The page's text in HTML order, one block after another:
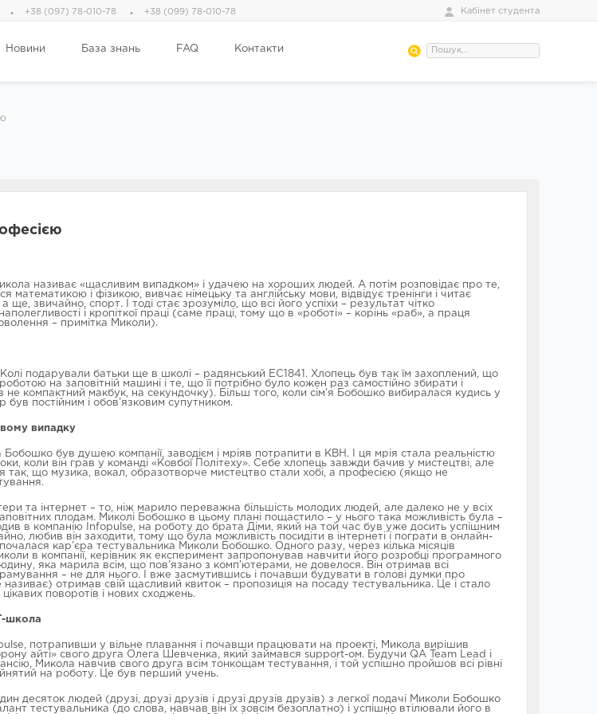
+38 (097) 78-010-78 +38 (099) 78-010-78 Кабінет студента
Новини База знань FAQ Контакти
називає «щасливим випадком» і удачею на хороших людей. А потім розповідає про те,
математикою і фізикою, вивчає німецьку та англійську мови, відвідує тренінги і читає
ще, звичайно, спорт. І тоді стає зрозуміло, що всі його успіхи – результат чітко
і кропіткої праці (саме праці, тому що в «роботі» – корінь «раб», а праця
– примітка Миколи).
подарували батьки ще в школі – радянський ЕС1841. Хлопець був так їм захоплений, що
на заповітній машині і те, що її потрібно було кожен раз самостійно збирати і
не компактний макбук, на секундочку). Більш того, коли сім’я Бобошко вибиралася кудись у
був постійним і обов’язковим супутником.
випадку
був душею компанії, заводієм і мріяв потрапити в КВН. І ця мрія стала реальністю
коли він грав у команді «Ковбої Політеху». Себе хлопець завжди бачив у мистецтві, але
так, що музика, вокал, образотворче мистецтво стали хобі, а професією (якщо не
та інтернет – то, ніж марило переважна більшість молодих людей, але далеко не у всіх
плодам. Миколі Бобошко в цьому плані пощастило – у нього така можливість була –
в компанію Infopulse, на роботу до брата Діми, який на той час був уже досить успішним
любив він заходити, тому що була можливість посидіти в інтернеті і пограти в онлайн-
кар’єра тестувальника Миколи Бобошко. Одного разу, через кілька місяців
в компанії, керівник як експеримент запропонував навчити його розробці програмного
яка марила всім, що пов’язано з комп’ютерами, не довелося. Він отримав всі
– не для нього. І вже засмутившись і почавши будувати в голові думки про
отримав свій щасливий квиток – пропозиція на посаду тестувальника. Це і стало
поворотів і нових сходжень.
школа
потрапивши у вільне плавання і почавши працювати на проекті, Микола вирішив
айті» свого друга Олега Шевченка, який займався support-ом. Будучи QA Team Lead і
Микола навчив свого друга всім тонкощам тестування, і той успішно пройшов всі рівні
на роботу. Це був перший учень.
десяток людей (друзі, друзі друзів і друзі друзів друзів) з легкої подачі Миколи Бобошко
тестувальника (до слова, навчав він їх зовсім безоплатно) і успішно втілювали його в